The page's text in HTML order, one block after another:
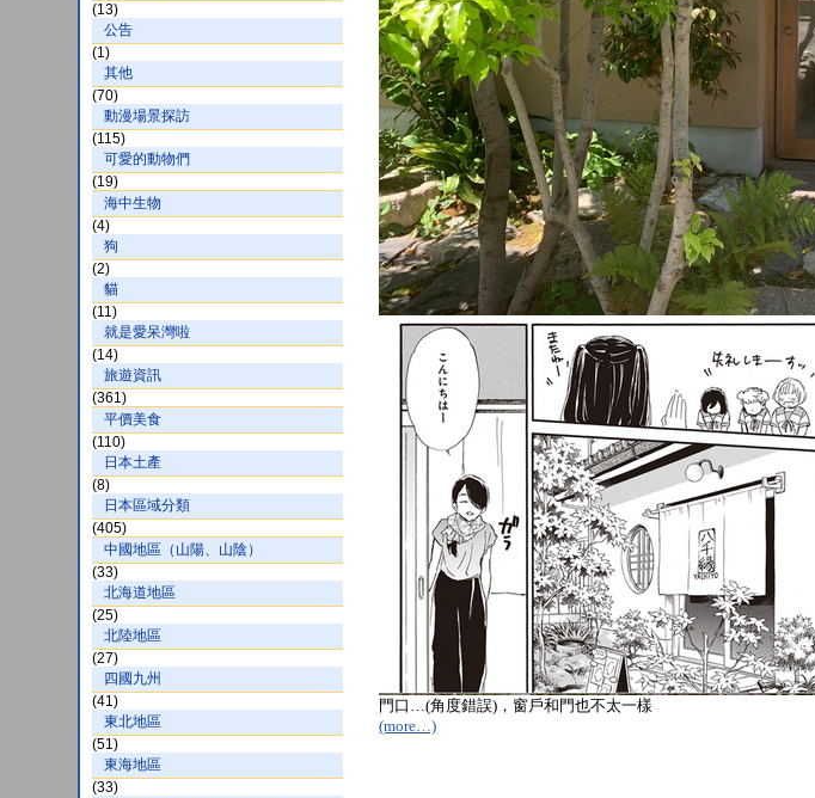
(13)
公告
(1)
其他
(70)
動漫場景探訪
(115)
可愛的動物們
(19)
海中生物
(4)
狗
(2)
貓
(11)
就是愛呆灣啦
(14)
旅遊資訊
(361)
平價美食
(110)
日本土產
(8)
日本區域分類
(405)
中國地區（山陽、山陰）
(33)
北海道地區
(25)
北陸地區
(27)
四國九州
(41)
東北地區
(51)
東海地區
(33)
門口…(角度錯誤)，窗戶和門也不太一樣
(more…)